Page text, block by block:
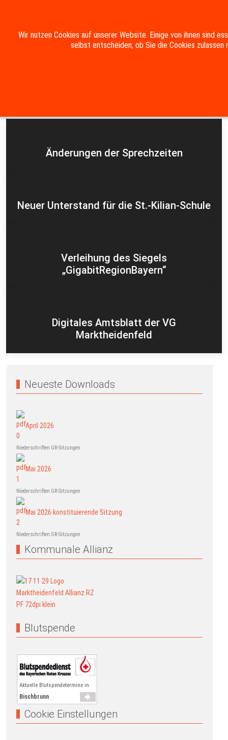
Impressum Datenschutzerklärung
Änderungen der Sprechzeiten
Neuer Unterstand für die St.-Kilian-Schule
Verleihung des Siegels
„GigabitRegionBayern“
Digitales Amtsblatt der VG
Marktheidenfeld
Neueste Downloads
April 2026
Niederschriften GR-Sitzungen
Mai 2026
Niederschriften GR-Sitzungen
Mai 2026 konstituierende Sitzung
Niederschriften GR-Sitzungen
Kommunale Allianz
Blutspende
Aktuelle Blutspendetermine in
Bischbrunn
Cookie Einstellungen
Wir nutzen Cookies auf unserer Website. Einige von ihnen sind
selbst entscheiden, ob Sie die Cookies